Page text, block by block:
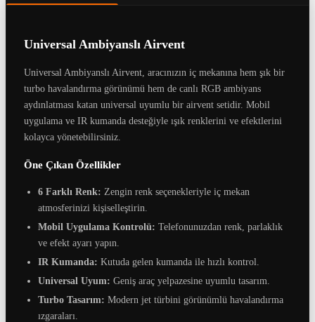
Universal Ambiyanslı Airvent
Universal Ambiyanslı Airvent, aracınızın iç mekanına hem şık bir
turbo havalandırma görünümü hem de canlı RGB ambiyans
aydınlatması katan universal uyumlu bir airvent setidir. Mobil
uygulama ve IR kumanda desteğiyle ışık renklerini ve efektlerini
kolayca yönetebilirsiniz.
Öne Çıkan Özellikler
6 Farklı Renk: Zengin renk seçenekleriyle iç mekan
atmosferinizi kişiselleştirin.
Mobil Uygulama Kontrolü: Telefonunuzdan renk, parlaklık
ve efekt ayarı yapın.
IR Kumanda: Kutuda gelen kumanda ile hızlı kontrol.
Universal Uyum: Geniş araç yelpazesine uyumlu tasarım.
Turbo Tasarım: Modern jet türbini görünümlü havalandırma
ızgaraları.